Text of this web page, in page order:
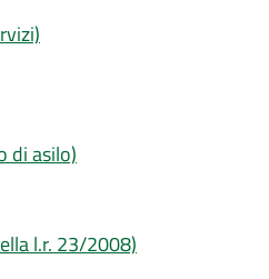
di asilo)
l.r. 23/2008)